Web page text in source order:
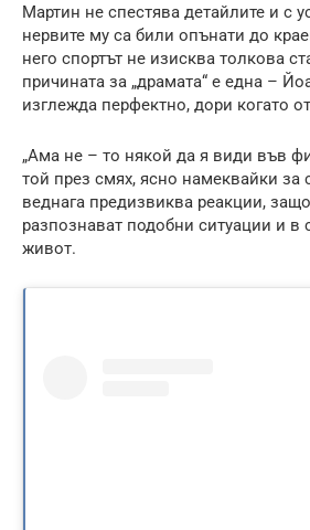
Мартин не спестява детайлите и с
нервите му са били опънати до
него спортът не изисква толкова
причината за „драмата“ е една –
изглежда перфектно, дори когато
„Ама не – то някой да я види във
той през смях, ясно намеквайки за
веднага предизвиква реакции,
разпознават подобни ситуации и в
живот.